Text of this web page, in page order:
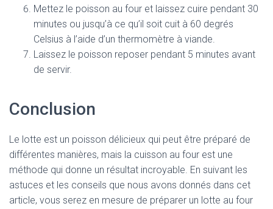
Mettez le poisson au four et laissez cuire pendant 30
minutes ou jusqu’à ce qu’il soit cuit à 60 degrés
Celsius à l’aide d’un thermomètre à viande.
Laissez le poisson reposer pendant 5 minutes avant
de servir.
Conclusion
Le lotte est un poisson délicieux qui peut être préparé de
différentes manières, mais la cuisson au four est une
méthode qui donne un résultat incroyable. En suivant les
astuces et les conseils que nous avons donnés dans cet
article, vous serez en mesure de préparer un lotte au four